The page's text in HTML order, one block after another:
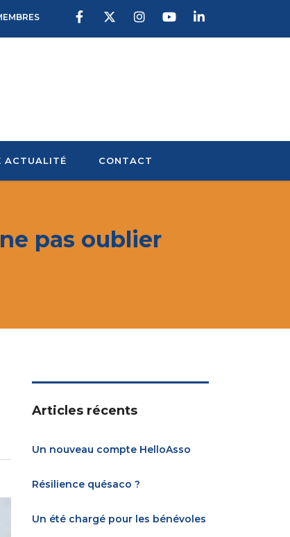
ACTUALITÉ CONTACT
pas oublier
Articles récents
Un nouveau compte HelloAsso
Résilience quésaco ?
Un été chargé pour les bénévoles